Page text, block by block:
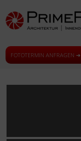
FOTOTERMIN ANFRAGEN ➜